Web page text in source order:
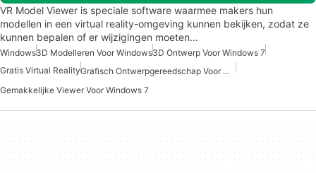
VR Model Viewer is speciale software waarmee makers hun
modellen in een virtual reality-omgeving kunnen bekijken, zodat ze
kunnen bepalen of er wijzigingen moeten…
Windows3D Modelleren Voor Windows3D Ontwerp Voor Windows 7
Gratis Virtual Reality
Grafisch Ontwerpgereedschap Voor Windows 7
Gemakkelijke Viewer Voor Windows 7